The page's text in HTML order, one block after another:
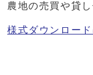
農地の売買や貸
様式ダウンロー